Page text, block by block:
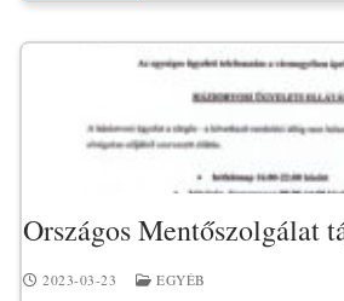
Országos Mentőszolgálat
2023-03-23 EGYÉB